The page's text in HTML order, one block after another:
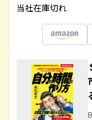
当社在庫切れ